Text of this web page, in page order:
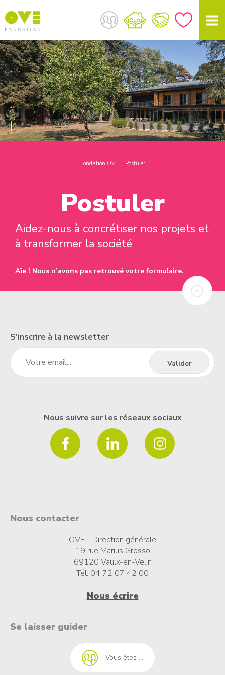
Fondation OVE Postuler
Postuler
Aidez-nous à concrétiser nos projets et
à transformer la société
Aïe ! Nous n’avons pas retrouvé votre formulaire.
S'inscrire à la newsletter
Nous suivre sur les réseaux sociaux
Nous contacter
OVE - Direction générale
19 rue Marius Grosso
69120 Vaulx-en-Velin
Tél. 04 72 07 42 00
Nous écrire
Se laisser guider
Vous êtes ...